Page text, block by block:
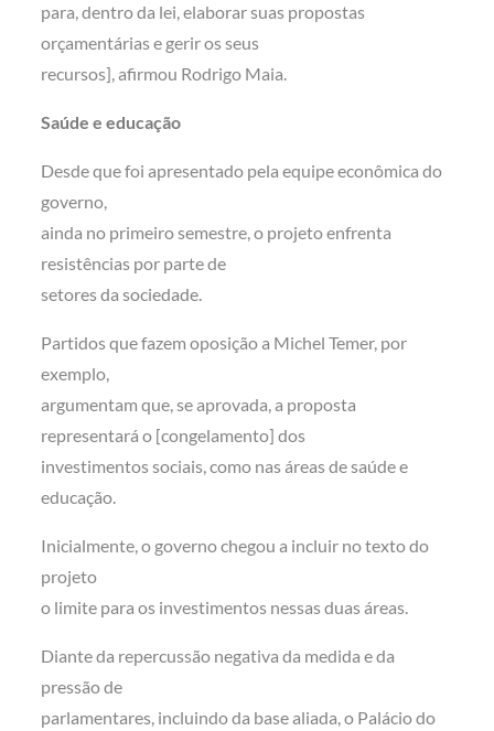
para, dentro da lei, elaborar suas propostas
orçamentárias e gerir os seus
recursos], afirmou Rodrigo Maia.
Saúde e educação
Desde que foi apresentado pela equipe econômica do
governo,
ainda no primeiro semestre, o projeto enfrenta
resistências por parte de
setores da sociedade.
Partidos que fazem oposição a Michel Temer, por
exemplo,
argumentam que, se aprovada, a proposta
representará o [congelamento] dos
investimentos sociais, como nas áreas de saúde e
educação.
Inicialmente, o governo chegou a incluir no texto do
projeto
o limite para os investimentos nessas duas áreas.
Diante da repercussão negativa da medida e da
pressão de
parlamentares, incluindo da base aliada, o Palácio do